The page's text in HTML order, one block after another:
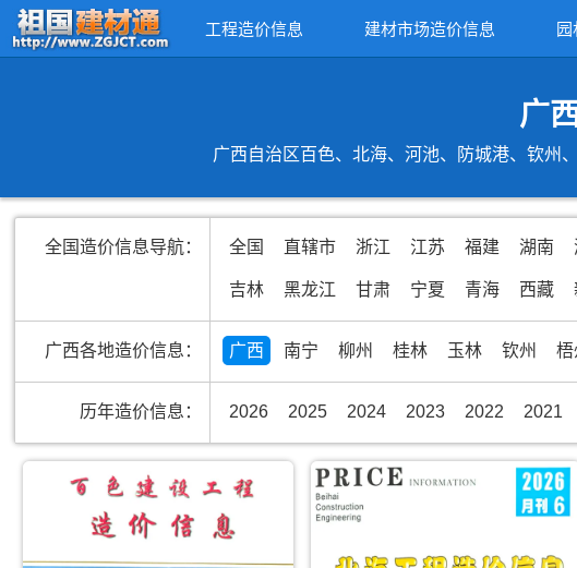
工程造价信息 建材市场造价信息
广
广西自治区百色、北海、河池、防城港、钦州
全国造价信息导航： 全国 直辖市 浙江 江苏 福建 湖南
吉林 黑龙江 甘肃 宁夏 青海 西藏
广西各地造价信息： 广西 南宁 柳州 桂林 玉林 钦州 梧
历年造价信息： 2026 2025 2024 2023 2022 2021